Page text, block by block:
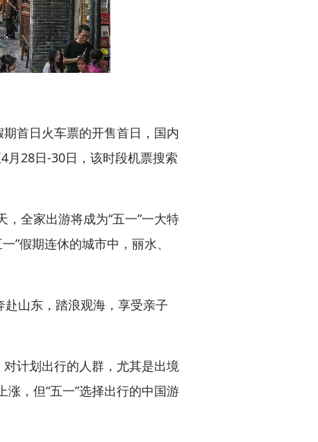
首日火车票的开售首日，国内
月28日-30日，该时段机票搜索
全家出游将成为“五一”一大特
”假期连休的城市中，丽水、
山东，踏浪观海，享受亲子
计划出行的人群，尤其是出境
，但“五一”选择出行的中国游